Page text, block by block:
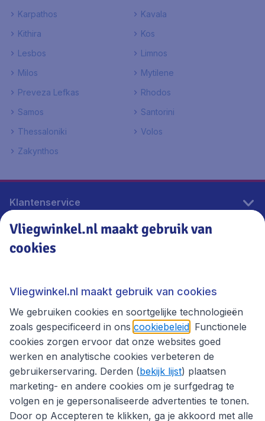
Karpathos
Kavala
Kithira
Kos
Lesbos
Limnos
Milos
Mytilene
Preveza Lefkas
Rhodos
Samos
Santorini
Thessaloniki
Volos
Zakynthos
Klantenservice
Vliegwinkel.nl
Thema's
Vliegwinkel.nl maakt gebruik van
cookies
Vliegwinkel.nl maakt gebruik van cookies
We gebruiken cookies en soortgelijke technologieën
zoals gespecificeerd in ons cookiebeleid . Functionele
cookies zorgen ervoor dat onze websites goed
werken en analytische cookies verbeteren de
gebruikerservaring. Derden (bekijk lijst) plaatsen
marketing- en andere cookies om je surfgedrag te
volgen en je gepersonaliseerde advertenties te tonen.
Door op Accepteren te klikken, ga je akkoord met alle